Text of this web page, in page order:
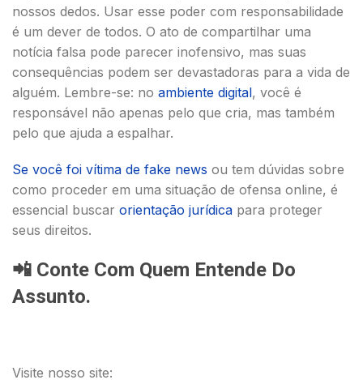
nossos dedos. Usar esse poder com responsabilidade
é um dever de todos. O ato de compartilhar uma
notícia falsa pode parecer inofensivo, mas suas
consequências podem ser devastadoras para a vida de
alguém. Lembre-se: no ambiente digital, você é
responsável não apenas pelo que cria, mas também
pelo que ajuda a espalhar.
Se você foi vítima de fake news ou tem dúvidas sobre
como proceder em uma situação de ofensa online, é
essencial buscar orientação jurídica para proteger
seus direitos.
📲 Conte Com Quem Entende Do
Assunto.
Visite nosso site: